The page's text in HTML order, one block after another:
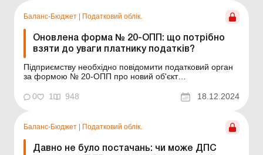
наказо...
Баланс-Бюджет | Податковий облік.
Оновлена форма № 20-ОПП: що потрібно
взяти до уваги платнику податків?
Підприємству необхідно повідомити податковий орган
за формою № 20-ОПП про новий об'єкт
нещодавно до форми № 20-ОПП було внесено зміни.
оновлений варіант ф...
0 1 948 18.12.2024
Баланс-Бюджет Податковий облік.
Давно не було постачань: чи може ДПС